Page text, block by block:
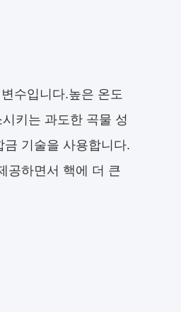
수입니다.높은 온도
키는 과도한 곡물 성
기술을 사용합니다.
공하면서 핵에 더 큰